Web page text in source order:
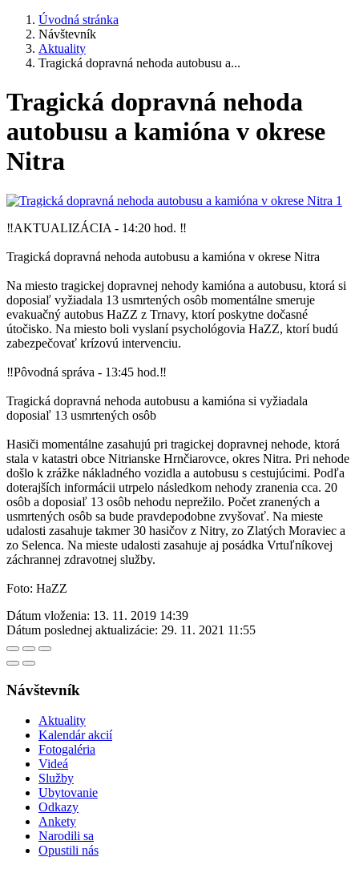
Úvodná stránka
Návštevník
Aktuality
Tragická dopravná nehoda autobusu a...
Tragická dopravná nehoda
autobusu a kamióna v okrese
Nitra
‼️AKTUALIZÁCIA - 14:20 hod. ‼️
Tragická dopravná nehoda autobusu a kamióna v okrese Nitra
Na miesto tragickej dopravnej nehody kamióna a autobusu, ktorá si
doposiaľ vyžiadala 13 usmrtených osôb momentálne smeruje
evakuačný autobus HaZZ z Trnavy, ktorí poskytne dočasné
útočisko. Na miesto boli vyslaní psychológovia HaZZ, ktorí budú
zabezpečovať krízovú intervenciu.
‼️Pôvodná správa - 13:45 hod.‼️
Tragická dopravná nehoda autobusu a kamióna si vyžiadala
doposiaľ 13 usmrtených osôb
Hasiči momentálne zasahujú pri tragickej dopravnej nehode, ktorá
stala v katastri obce Nitrianske Hrnčiarovce, okres Nitra. Pri nehode
došlo k zrážke nákladného vozidla a autobusu s cestujúcimi. Podľa
doterajších informácii utrpelo následkom nehody zranenia cca. 20
osôb a doposiaľ 13 osôb nehodu neprežilo. Počet zranených a
usmrtených osôb sa bude pravdepodobne zvyšovať. Na mieste
udalosti zasahuje takmer 30 hasičov z Nitry, zo Zlatých Moraviec a
zo Selenca. Na mieste udalosti zasahuje aj posádka Vrtuľníkovej
záchrannej zdravotnej služby.
Foto: HaZZ
Dátum vloženia: 13. 11. 2019 14:39
Dátum poslednej aktualizácie: 29. 11. 2021 11:55
Návštevník
Aktuality
Kalendár akcií
Fotogaléria
Videá
Služby
Ubytovanie
Odkazy
Ankety
Narodili sa
Opustili nás